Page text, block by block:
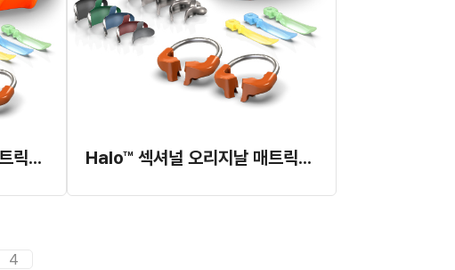
Halo™ 섹셔널 오리지날 매트릭스 시스템 (#4831) Halo™ 섹셔널 오리지날 매트릭스 시스템 (기구 불포함) (#4832)
4